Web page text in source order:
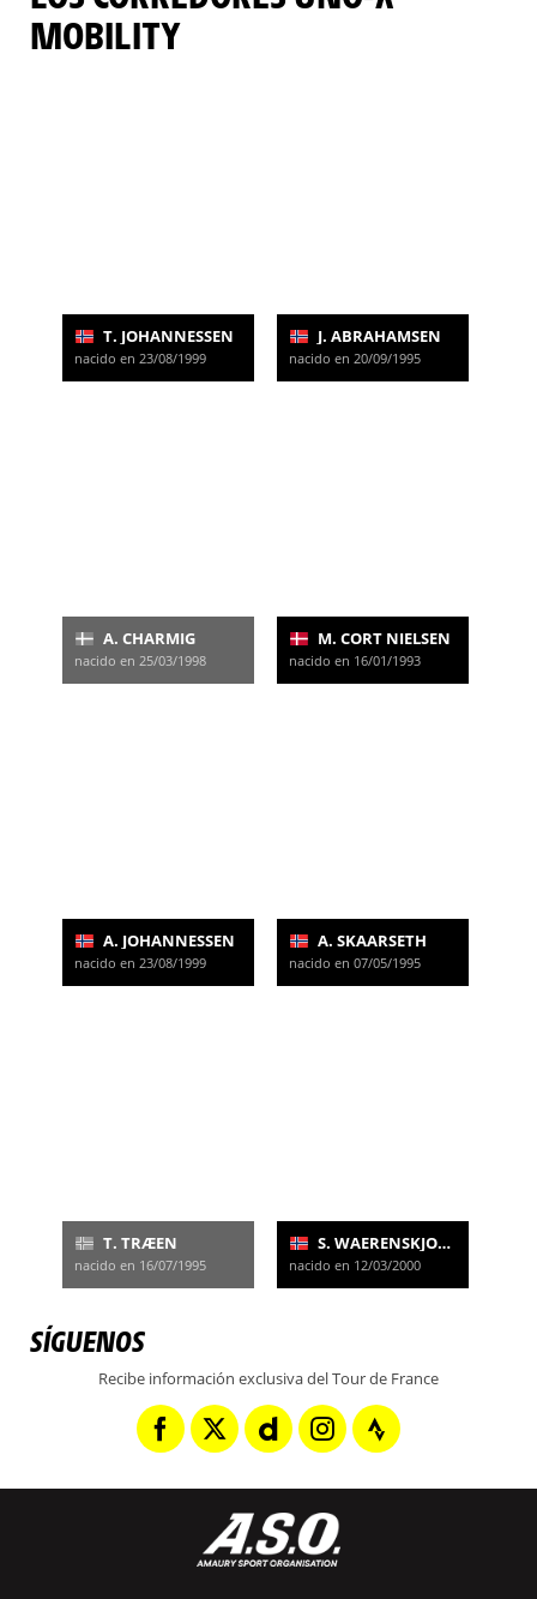
MOBILITY
T. JOHANNESSEN
nacido en 23/08/1999
J. ABRAHAMSEN
nacido en 20/09/1995
A. CHARMIG
nacido en 25/03/1998
M. CORT NIELSEN
nacido en 16/01/1993
A. JOHANNESSEN
nacido en 23/08/1999
A. SKAARSETH
nacido en 07/05/1995
T. TRÆEN
nacido en 16/07/1995
S. WAERENSKJOLD
nacido en 12/03/2000
SÍGUENOS
Recibe información exclusiva del Tour de France